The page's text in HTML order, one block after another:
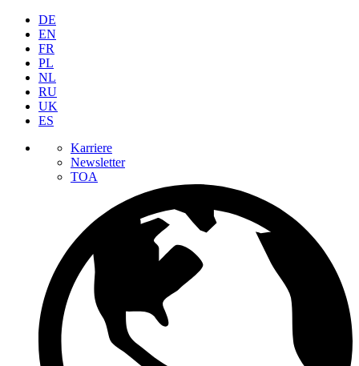
DE
EN
FR
PL
NL
RU
UK
ES
Karriere
Newsletter
TOA